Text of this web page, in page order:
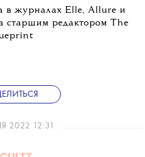
в журналах Elle, Allure и
старшим редактором The
2022 12:31